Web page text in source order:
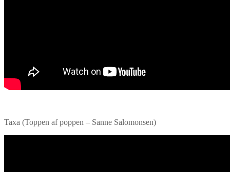
Taxa (Toppen af poppen – Sanne Salomonsen)